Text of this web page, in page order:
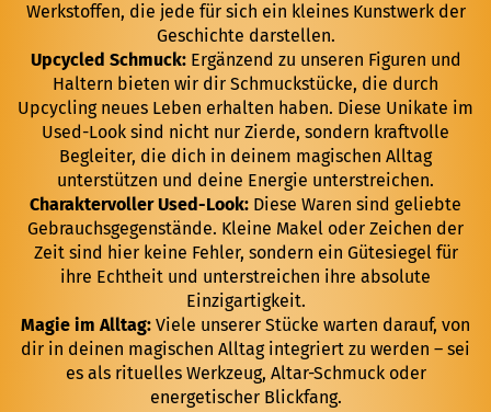
Werkstoffen, die jede für sich ein kleines Kunstwerk der
Geschichte darstellen.
Upcycled Schmuck:Ergänzend zu unseren Figuren und
Haltern bieten wir dir Schmuckstücke, die durch
Upcycling neues Leben erhalten haben. Diese Unikate im
Used-Look sind nicht nur Zierde, sondern kraftvolle
Begleiter, die dich in deinem magischen Alltag
unterstützen und deine Energie unterstreichen.
Charaktervoller Used-Look: Diese Waren sind geliebte
Gebrauchsgegenstände. Kleine Makel oder Zeichen der
Zeit sind hier keine Fehler, sondern ein Gütesiegel für
ihre Echtheit und unterstreichen ihre absolute
Einzigartigkeit.
Magie im Alltag: Viele unserer Stücke warten darauf, von
dir in deinen magischen Alltag integriert zu werden – sei
es als rituelles Werkzeug, Altar-Schmuck oder
energetischer Blickfang.